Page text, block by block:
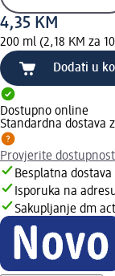
4,35 KM
200 ml (2,18 KM za
Dodati u
Dostupno online
Standardna dostava
Provjerite
Besplatna
Isporuka na
Sakupljanje dm